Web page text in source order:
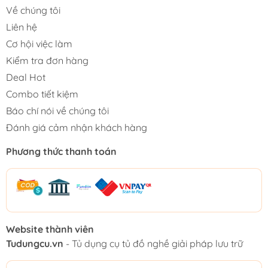
Về chúng tôi
Liên hệ
Cơ hội việc làm
Kiểm tra đơn hàng
Deal Hot
Combo tiết kiệm
Báo chí nói về chúng tôi
Đánh giá cảm nhận khách hàng
Phương thức thanh toán
Website thành viên
Tudungcu.vn - Tủ dụng cụ tủ đồ nghề giải pháp lưu trữ